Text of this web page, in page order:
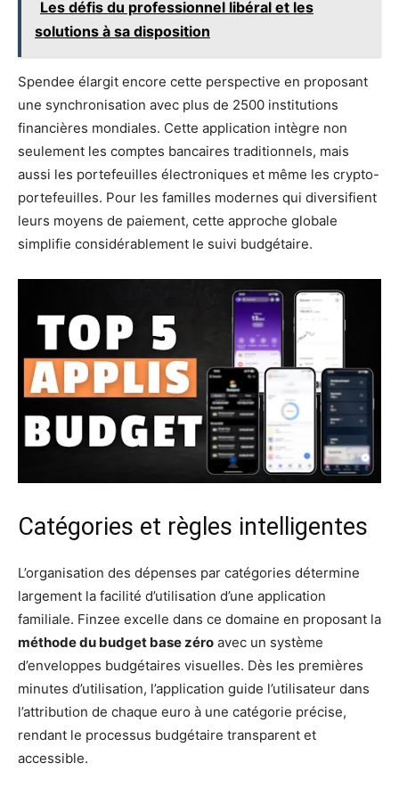
Les défis du professionnel libéral et les
solutions à sa disposition
Spendee élargit encore cette perspective en proposant
une synchronisation avec plus de 2500 institutions
financières mondiales. Cette application intègre non
seulement les comptes bancaires traditionnels, mais
aussi les portefeuilles électroniques et même les crypto-
portefeuilles. Pour les familles modernes qui diversifient
leurs moyens de paiement, cette approche globale
simplifie considérablement le suivi budgétaire.
Catégories et règles intelligentes
L’organisation des dépenses par catégories détermine
largement la facilité d’utilisation d’une application
familiale. Finzee excelle dans ce domaine en proposant la
méthode du budget base zéro avec un système
d’enveloppes budgétaires visuelles. Dès les premières
minutes d’utilisation, l’application guide l’utilisateur dans
l’attribution de chaque euro à une catégorie précise,
rendant le processus budgétaire transparent et
accessible.